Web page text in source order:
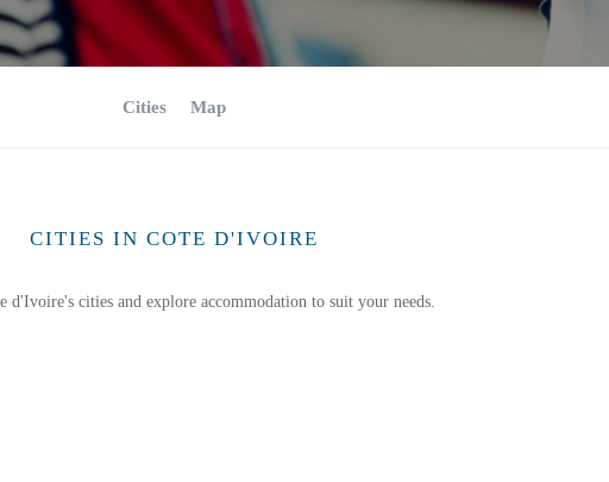
Cities Map
CITIES IN COTE D'IVOIRE
d'Ivoire's cities and explore accommodation to suit your needs.